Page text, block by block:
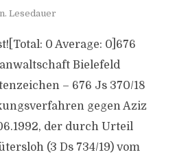
Lesedauer
0 Average: 0]676
Bielefeld
– 676 Js 370/​18
gegen Aziz
der durch Urteil
(3 Ds 734/​19) vom